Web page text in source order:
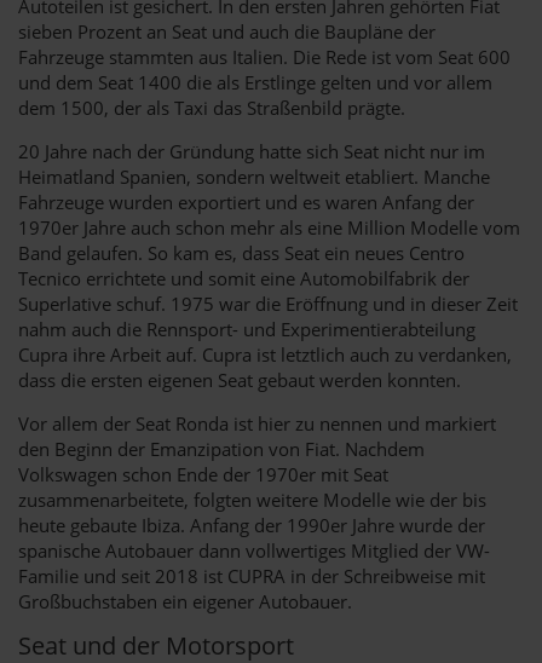
Autoteilen ist gesichert. In den ersten Jahren gehörten Fiat
sieben Prozent an Seat und auch die Baupläne der
Fahrzeuge stammten aus Italien. Die Rede ist vom Seat 600
und dem Seat 1400 die als Erstlinge gelten und vor allem
dem 1500, der als Taxi das Straßenbild prägte.
20 Jahre nach der Gründung hatte sich Seat nicht nur im
Heimatland Spanien, sondern weltweit etabliert. Manche
Fahrzeuge wurden exportiert und es waren Anfang der
1970er Jahre auch schon mehr als eine Million Modelle vom
Band gelaufen. So kam es, dass Seat ein neues Centro
Tecnico errichtete und somit eine Automobilfabrik der
Superlative schuf. 1975 war die Eröffnung und in dieser Zeit
nahm auch die Rennsport- und Experimentierabteilung
Cupra ihre Arbeit auf. Cupra ist letztlich auch zu verdanken,
dass die ersten eigenen Seat gebaut werden konnten.
Vor allem der Seat Ronda ist hier zu nennen und markiert
den Beginn der Emanzipation von Fiat. Nachdem
Volkswagen schon Ende der 1970er mit Seat
zusammenarbeitete, folgten weitere Modelle wie der bis
heute gebaute Ibiza. Anfang der 1990er Jahre wurde der
spanische Autobauer dann vollwertiges Mitglied der VW-
Familie und seit 2018 ist CUPRA in der Schreibweise mit
Großbuchstaben ein eigener Autobauer.
Seat und der Motorsport